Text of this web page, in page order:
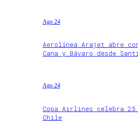
Ago 24
Aerolínea Arajet abre
Cana y Bávaro desde
Ago 24
Copa Airlines celebra 25
Chile